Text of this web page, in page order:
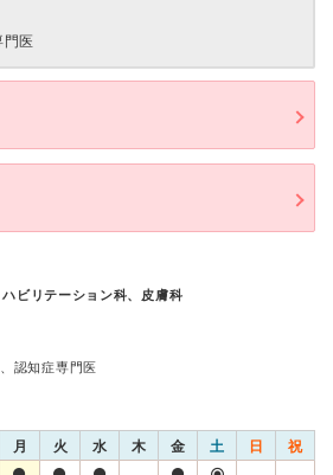
門医
ビリテーション科、皮膚科
認知症専門医
月 火 水 木 金 土 日 祝